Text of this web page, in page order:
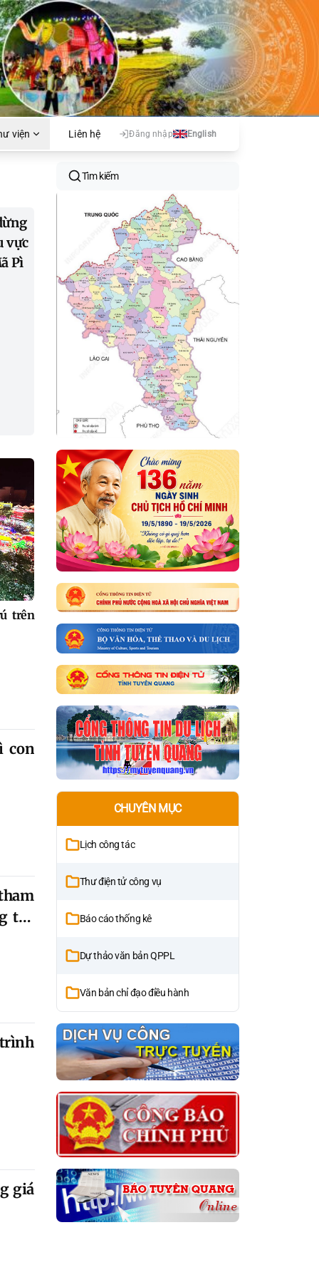
viện Liên hệ Đăng nhập English
vực
Pì
trên
con
tạo
giá
Tìm kiếm
CHUYÊN MỤC
Lịch công tác
Thư điện tử công vụ
Báo cáo thống kê
Dự thảo văn bản QPPL
Văn bản chỉ đạo điều hành